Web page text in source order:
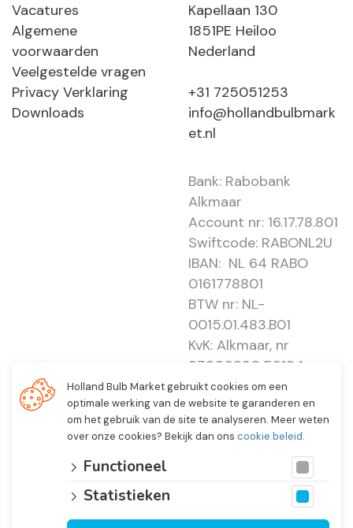
Vacatures
Algemene
voorwaarden
Veelgestelde vragen
Privacy Verklaring
Downloads
Kapellaan 130
1851PE Heiloo
Nederland
+31 725051253
info@hollandbulbmark
et.nl
Bank: Rabobank
Alkmaar
Account nr: 16.17.78.801
Swiftcode: RABONL2U
IBAN: NL 64 RABO
0161778801
BTW nr: NL-
0015.01.483.B01
KvK: Alkmaar, nr
37000830 E0194 -
EBO 505
Holland Bulb Market gebruikt cookies om een
optimale werking van de website te garanderen en
om het gebruik van de site te analyseren. Meer weten
over onze cookies? Bekijk dan ons cookie beleid.
Functioneel
Statistieken